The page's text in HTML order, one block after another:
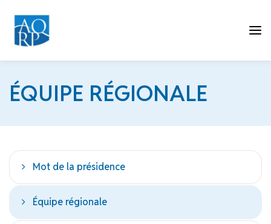
ÉQUIPE RÉGIONALE
Mot de la présidence
Équipe régionale